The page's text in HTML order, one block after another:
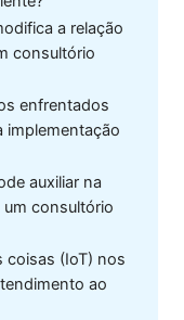
a relação
consultório
enfrentados
implementação
auxiliar na
consultório
coisas (IoT) nos
ao